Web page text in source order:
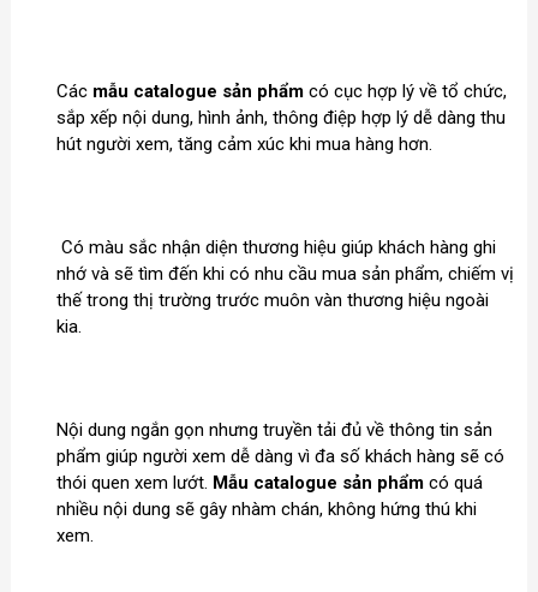
Các mẫu catalogue sản phẩmcó cục hợp lý về tổ chức,
sắp xếp nội dung, hình ảnh, thông điệp hợp lý dễ dàng thu
hút người xem, tăng cảm xúc khi mua hàng hơn.
Có màu sắc nhận diện thương hiệu giúp khách hàng ghi
nhớ và sẽ tìm đến khi có nhu cầu mua sản phẩm, chiếm vị
thế trong thị trường trước muôn vàn thương hiệu ngoài
kia.
Nội dung ngắn gọn nhưng truyền tải đủ về thông tin sản
phẩm giúp người xem dễ dàng vì đa số khách hàng sẽ có
thói quen xem lướt. Mẫu catalogue sản phẩmcó quá
nhiều nội dung sẽ gây nhàm chán, không hứng thú khi
xem.